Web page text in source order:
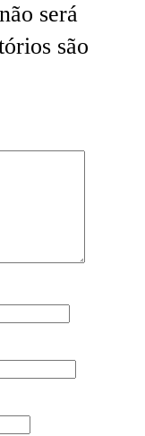
será
são